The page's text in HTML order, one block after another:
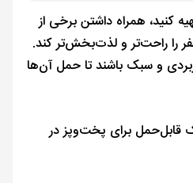
کنید، همراه داشتن برخی از
را راحت‌تر و لذت‌بخش‌تر کند.
و سبک باشند تا حمل آن‌ها
قابل‌حمل برای پخت‌وپز در